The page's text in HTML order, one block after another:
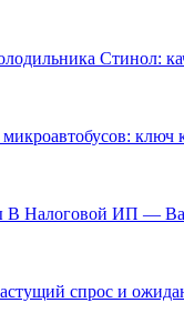
Стинол:
В Налоговой ИП —
спрос и